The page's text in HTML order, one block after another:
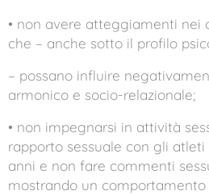
• non avere atteggiamenti nei
che – anche sotto il profilo
– possano influire
armonico e socio-relazionale;
• non impegnarsi in attività
rapporto sessuale con gli atleti
anni e non fare commenti
mostrando un